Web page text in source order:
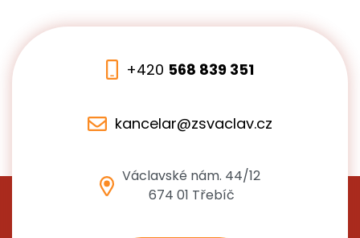
+420 568 839 351
kancelar@zsvaclav.cz
Václavské nám. 44/12
674 01 Třebíč